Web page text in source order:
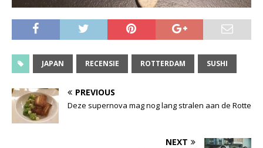
JAPAN RECENSIE ROTTERDAM SUSHI
PREVIOUS
Deze supernova mag nog lang stralen aan de Rotte
NEXT